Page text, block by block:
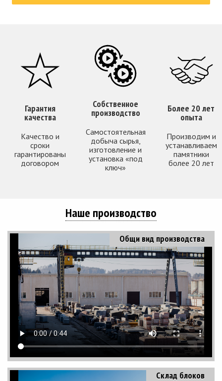
Гарантия
качества
Качество и
сроки
гарантированы
договором
Собственное
производство
Самостоятельная
добыча сырья,
изготовление и
установка «под
ключ»
Более 20 лет
опыта
Производим и
устанавливаем
памятники
более 20 лет
Наше производство
Общи вид производства
Склад блоков